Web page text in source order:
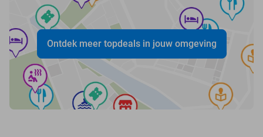
Ontdek meer topdeals in jouw omgeving